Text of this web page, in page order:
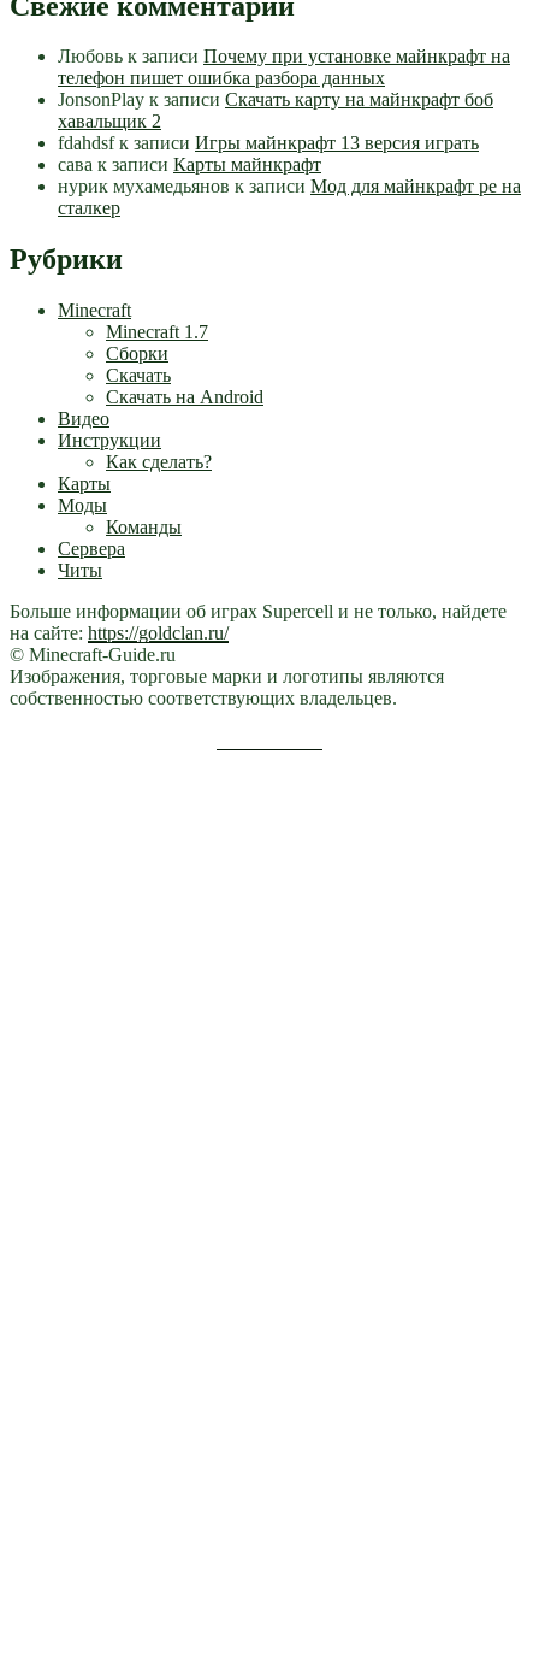
Любовь к записи Почему при установке майнкрафт на
телефон пишет ошибка разбора данных
JonsonPlay к записи Скачать карту на майнкрафт боб
хавальщик 2
fdahdsfк записи Игры майнкрафт 13 версия играть
сава к записи Карты майнкрафт
нурик мухамедьянов к записи Мод для майнкрафт pe на
сталкер
Рубрики
Minecraft
Minecraft 1.7
Сборки
Скачать
Скачать на Android
Видео
Инструкции
Как сделать?
Карты
Моды
Команды
Сервера
Читы
Больше информации об играх Supercell и не только, найдете
на сайте: https://goldclan.ru/
© Minecraft-Guide.ru
Изображения, торговые марки и логотипы являются
собственностью соответствующих владельцев.